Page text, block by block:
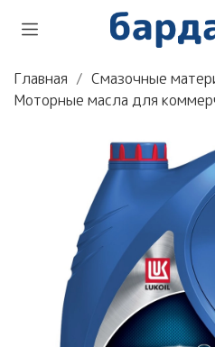
Главная
Смазочные
Моторные масла для